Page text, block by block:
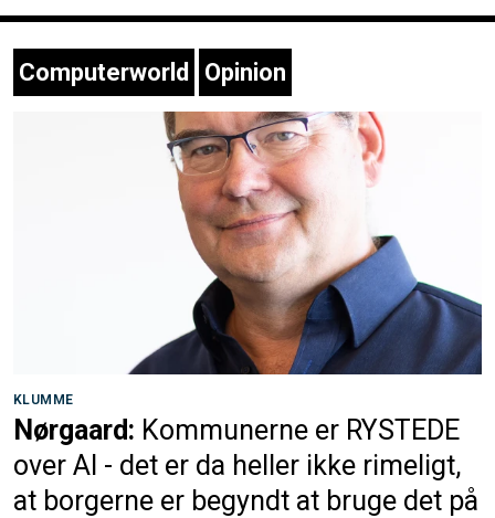
Computerworld Opinion
KLUMME
Nørgaard: Kommunerne er RYSTEDE
over AI - det er da heller ikke rimeligt,
at borgerne er begyndt at bruge det på